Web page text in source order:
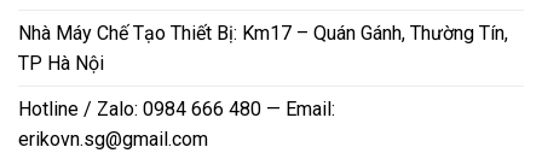
Nhà Máy Chế Tạo Thiết Bị: Km17 – Quán Gánh, Thường Tín,
TP Hà Nội
Hotline / Zalo: 0984 666 480 — Email:
erikovn.sg@gmail.com